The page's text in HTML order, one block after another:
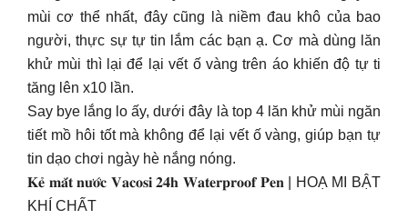
mùi cơ thể nhất, đây cũng là niềm đau khô của bao
người, thực sự tự tin lắm các bạn ạ. Cơ mà dùng lăn
khử mùi thì lại để lại vết ố vàng trên áo khiến độ tự ti
tăng lên x10 lần.
Say bye lắng lo ấy, dưới đây là top 4 lăn khử mùi ngăn
tiết mồ hôi tốt mà không để lại vết ố vàng, giúp bạn tự
tin dạo chơi ngày hè nắng nóng.
𝐊𝐞̉ 𝐦𝐚̆́𝐭 𝐧𝐮̛𝐨̛́𝐜 𝐕𝐚𝐜𝐨𝐬𝐢 𝟐𝟒𝐡 𝐖𝐚𝐭𝐞𝐫𝐩𝐫𝐨𝐨𝐟 𝐏𝐞𝐧 | HOẠ MI BẬT
KHÍ CHẤT